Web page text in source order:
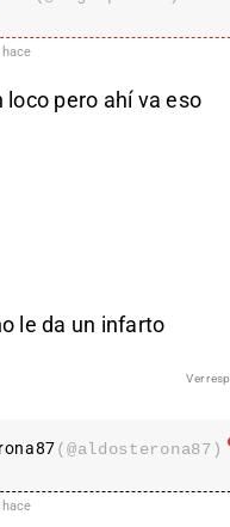
loco pero ahí va eso
le da un infarto
Ver
(@aldosterona87)